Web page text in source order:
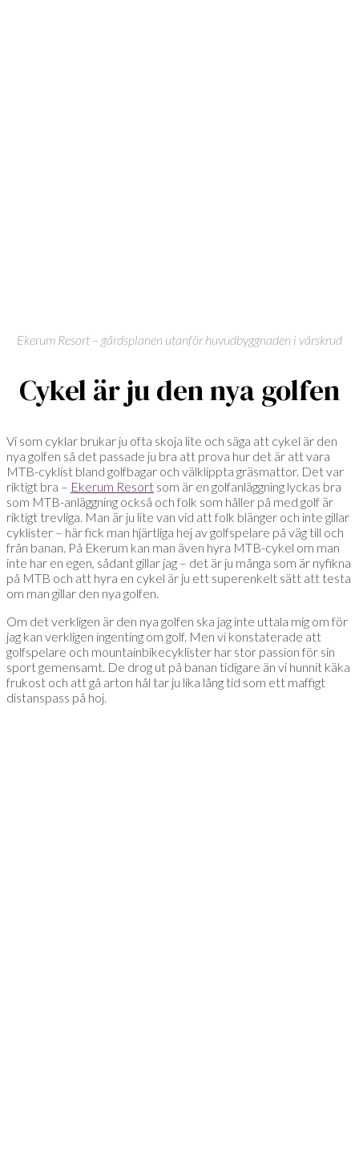
Ekerum Resort – gårdsplanen utanför huvudbyggnaden i vårskrud
Cykel är ju den nya golfen
Vi som cyklar brukar ju ofta skoja lite och säga att cykel är den
nya golfen så det passade ju bra att prova hur det är att vara
MTB-cyklist bland golfbagar och välklippta gräsmattor. Det var
riktigt bra – Ekerum Resort som är en golfanläggning lyckas bra
som MTB-anläggning också och folk som håller på med golf är
riktigt trevliga. Man är ju lite van vid att folk blänger och inte gillar
cyklister – här fick man hjärtliga hej av golfspelare på väg till och
från banan. På Ekerum kan man även hyra MTB-cykel om man
inte har en egen, sådant gillar jag – det är ju många som är nyfikna
på MTB och att hyra en cykel är ju ett superenkelt sätt att testa
om man gillar den nya golfen.
Om det verkligen är den nya golfen ska jag inte uttala mig om för
jag kan verkligen ingenting om golf. Men vi konstaterade att
golfspelare och mountainbikecyklister har stor passion för sin
sport gemensamt. De drog ut på banan tidigare än vi hunnit käka
frukost och att gå arton hål tar ju lika lång tid som ett maffigt
distanspass på hoj.